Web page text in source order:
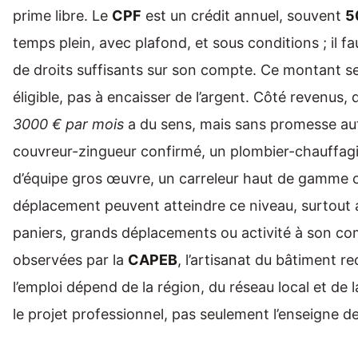
prime libre. Le CPF est un crédit annuel, souvent
temps plein, avec plafond, et sous conditions ; il
de droits suffisants sur son compte. Ce montant
éligible, pas à encaisser de l’argent. Côté revenus,
3000 € par mois a du sens, mais sans promesse
couvreur-zingueur confirmé, un plombier-
d’équipe gros œuvre, un carreleur haut de gamme
déplacement peuvent atteindre ce niveau, surtout
paniers, grands déplacements ou activité à son
observées par la CAPEB, l’artisanat du bâtiment
l’emploi dépend de la région, du réseau local et
le projet professionnel, pas seulement l’enseigne